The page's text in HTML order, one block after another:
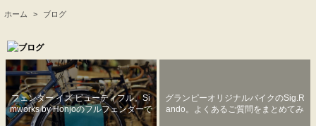
ホーム > ブログ
フェンダー イズ ビューティフル。Si
mworks by Honjoのフルフェンダーで
自転車を美しく！
グランピーオリジナルバイクのSig.R
ando。よくあるご質問をまとめてみ